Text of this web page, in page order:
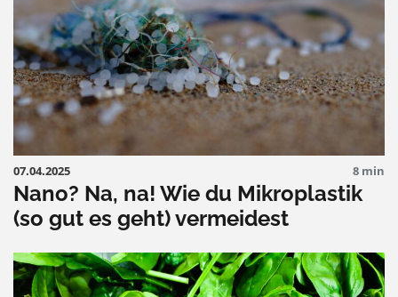
07.04.2025 8 min
Nano? Na, na! Wie du Mikroplastik
(so gut es geht) vermeidest